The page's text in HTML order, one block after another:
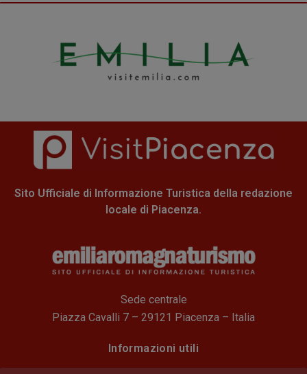
Sito Ufficiale di Informazione Turistica della redazione
locale di Piacenza.
Sede centrale
Piazza Cavalli 7 – 29121 Piacenza – Italia
Informazioni utili